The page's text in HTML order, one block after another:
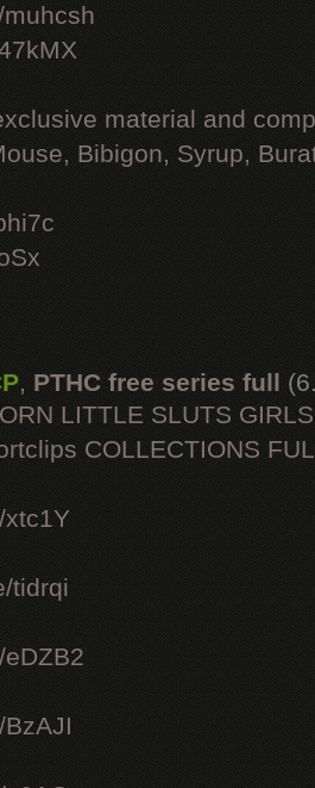
material and
Bibigon, Syrup,
, PTHC free series full
LITTLE SLUTS
COLLECTIONS
xtc1Y
tidrqi